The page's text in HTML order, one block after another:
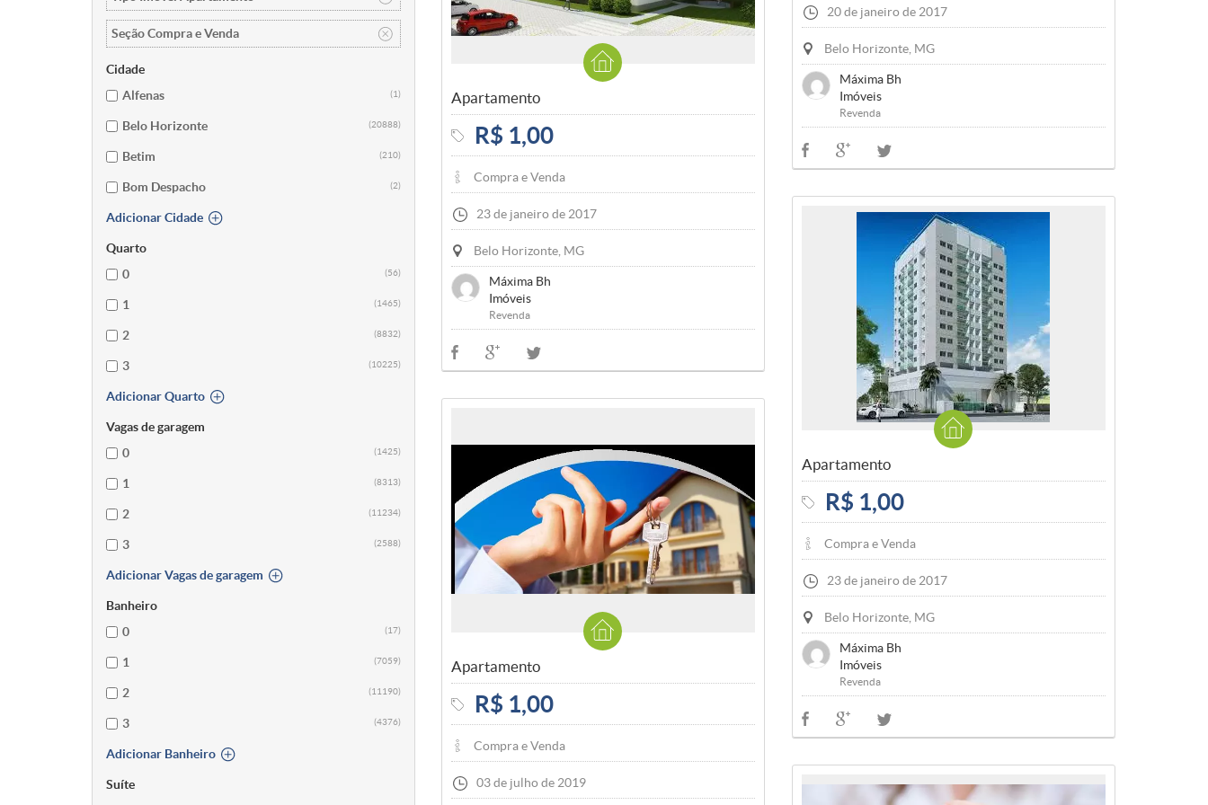
Seção Compra e Venda
Cidade
Alfenas
(1)
Belo Horizonte (20888)
Betim (210)
Bom Despacho (2)
Adicionar Cidade
Quarto
0
(56)
1 (1465)
2 (8832)
3 (10225)
Adicionar Quarto
Vagas de garagem
0
(1425)
1 (8313)
2 (11234)
3 (2588)
Adicionar Vagas de garagem
Banheiro
0
(17)
1 (7059)
2 (11190)
3 (4376)
Adicionar Banheiro
Suíte
20 de janeiro de 2017
Belo Horizonte, MG
Máxima Bh
Imóveis
Revenda
Apartamento
R$ 1,00
Compra e Venda
23 de janeiro de 2017
Belo Horizonte, MG
Máxima Bh
Imóveis
Revenda
Apartamento
R$ 1,00
Compra e Venda
23 de janeiro de 2017
Belo Horizonte, MG
Máxima Bh
Imóveis
Revenda
Apartamento
R$ 1,00
Compra e Venda
03 de julho de 2019